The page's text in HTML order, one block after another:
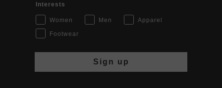
Interests
Women Men
Apparel
Footwear
Sign up